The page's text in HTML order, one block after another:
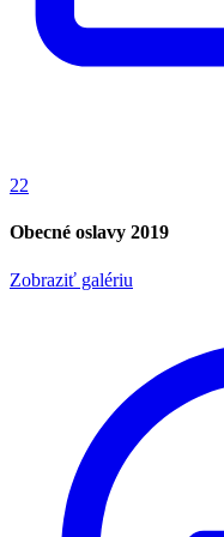
22
Obecné oslavy 2019
Zobraziť galériu